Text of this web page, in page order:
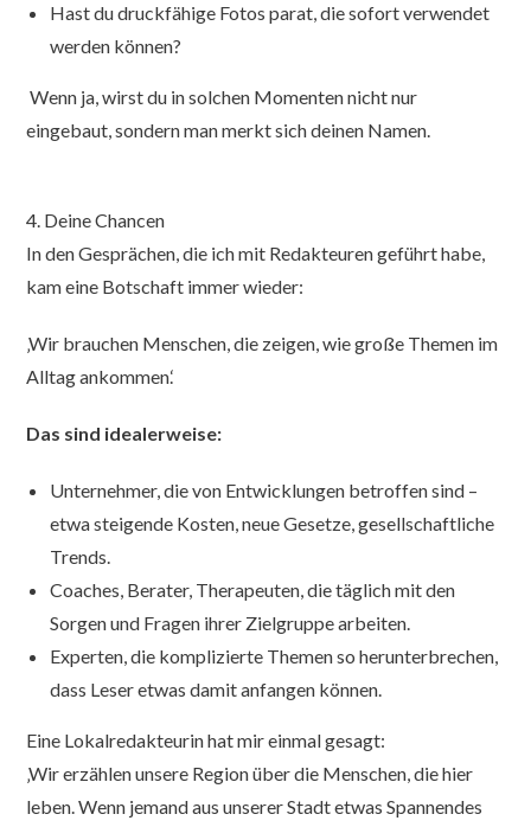
Hast du druckfähige Fotos parat, die sofort verwendet
werden können?
Wenn ja, wirst du in solchen Momenten nicht nur
eingebaut, sondern man merkt sich deinen Namen.
4. Deine Chancen
In den Gesprächen, die ich mit Redakteuren geführt habe,
kam eine Botschaft immer wieder:
‚Wir brauchen Menschen, die zeigen, wie große Themen im
Alltag ankommen.‘
Das sind idealerweise:
Unternehmer, die von Entwicklungen betroffen sind –
etwa steigende Kosten, neue Gesetze, gesellschaftliche
Trends.
Coaches, Berater, Therapeuten, die täglich mit den
Sorgen und Fragen ihrer Zielgruppe arbeiten.
Experten, die komplizierte Themen so herunterbrechen,
dass Leser etwas damit anfangen können.
Eine Lokalredakteurin hat mir einmal gesagt:
‚Wir erzählen unsere Region über die Menschen, die hier
leben. Wenn jemand aus unserer Stadt etwas Spannendes